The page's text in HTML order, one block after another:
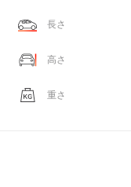
長さ
高さ
重さ